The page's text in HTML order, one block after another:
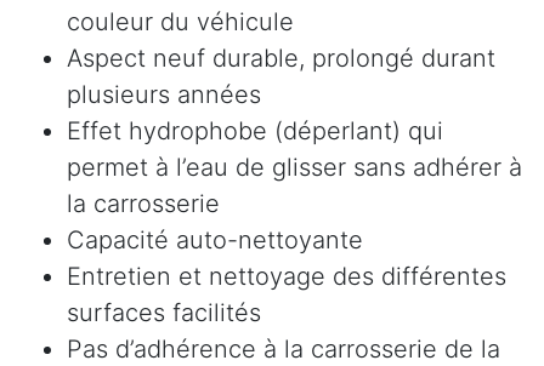
couleur du véhicule
Aspect neuf durable, prolongé durant
plusieurs années
Effet hydrophobe (déperlant) qui
permet à l’eau de glisser sans adhérer à
la carrosserie
Capacité auto-nettoyante
Entretien et nettoyage des différentes
surfaces facilités
Pas d’adhérence à la carrosserie de la